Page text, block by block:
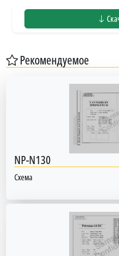
Рекомендуемое
NP-N130
Схема